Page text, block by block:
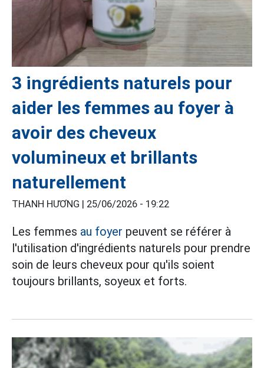
3 ingrédients naturels pour
aider les femmes au foyer à
avoir des cheveux
volumineux et brillants
naturellement
THANH HƯƠNG | 25/06/2026 - 19:22
Les femmes au foyer peuvent se référer à
l'utilisation d'ingrédients naturels pour prendre
soin de leurs cheveux pour qu'ils soient
toujours brillants, soyeux et forts.